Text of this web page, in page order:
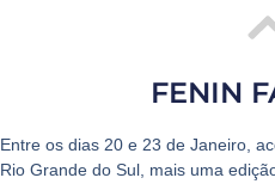
FENIN
Entre os dias 20 e 23 de Janeiro,
Rio Grande do Sul, mais uma